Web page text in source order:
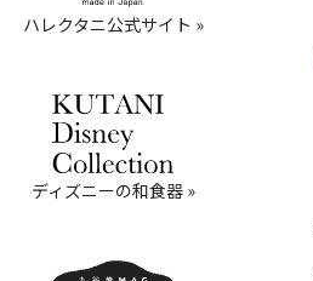
ハレクタニ公式サイト »
ディズニーの和食器 »